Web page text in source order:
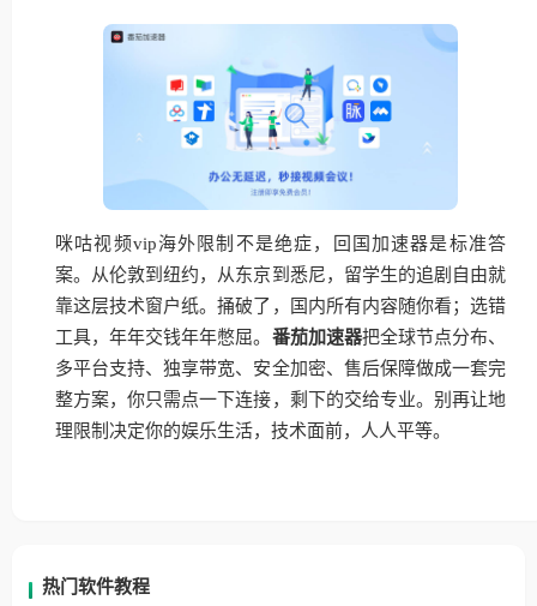
咪咕视频vip海外限制不是绝症，回国加速器是标准答
案。从伦敦到纽约，从东京到悉尼，留学生的追剧自由就
靠这层技术窗户纸。捅破了，国内所有内容随你看；选错
工具，年年交钱年年憋屈。 番茄加速器把全球节点分布、
多平台支持、独享带宽、安全加密、售后保障做成一套完
整方案，你只需点一下连接，剩下的交给专业。别再让地
理限制决定你的娱乐生活，技术面前，人人平等。
热门软件教程